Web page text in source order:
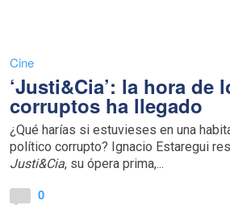
Cine
‘Justi&Cia’: la hora de
corruptos ha llegado
¿Qué harías si estuvieses en una
político corrupto? Ignacio Estaregui
Justi&Cia, su ópera prima,...
0